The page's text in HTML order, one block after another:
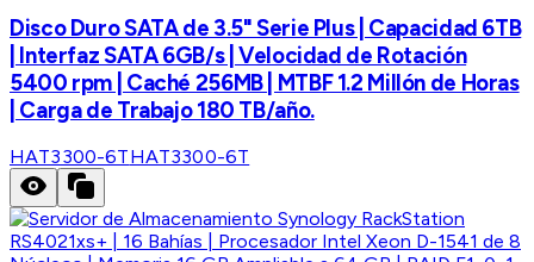
Disco Duro SATA de 3.5" Serie Plus | Capacidad 6TB
| Interfaz SATA 6GB/s | Velocidad de Rotación
5400 rpm | Caché 256MB | MTBF 1.2 Millón de Horas
| Carga de Trabajo 180 TB/año.
HAT3300-6THAT3300-6T